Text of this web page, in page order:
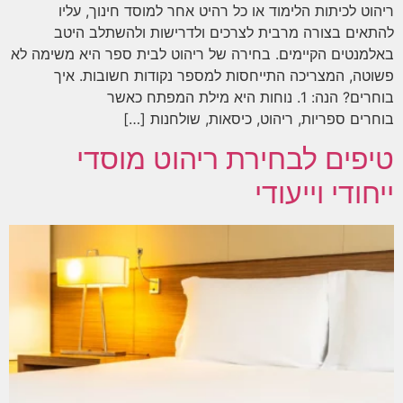
ריהוט לכיתות הלימוד או כל רהיט אחר למוסד חינוך, עליו
להתאים בצורה מרבית לצרכים ולדרישות ולהשתלב היטב
באלמנטים הקיימים. בחירה של ריהוט לבית ספר היא משימה לא
פשוטה, המצריכה התייחסות למספר נקודות חשובות. איך
בוחרים? הנה: 1. נוחות היא מילת המפתח כאשר
בוחרים ספריות, ריהוט, כיסאות, שולחנות […]
טיפים לבחירת ריהוט מוסדי
ייחודי וייעודי